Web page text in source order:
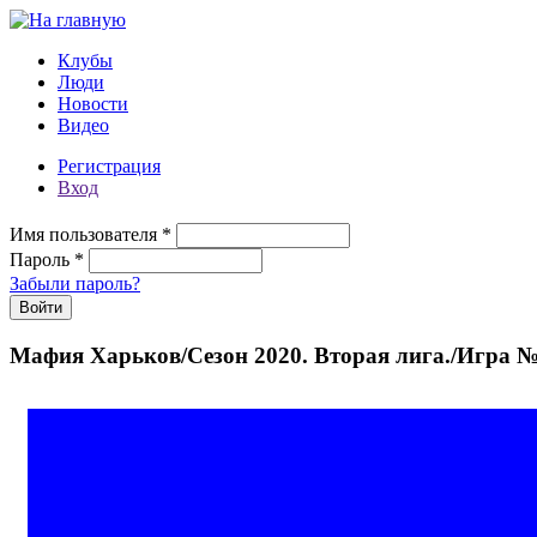
Перейти к основному содержанию
Клубы
Люди
Новости
Видео
Регистрация
Вход
Имя пользователя *
Пароль *
Забыли пароль?
Мафия Харьков/Сезон 2020. Вторая лига./Игра